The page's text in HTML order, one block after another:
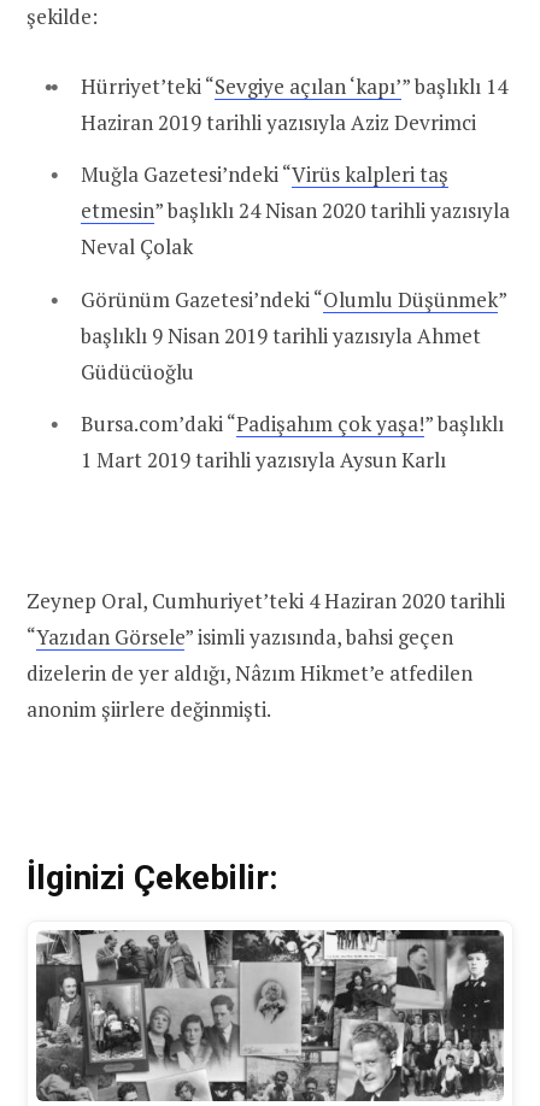
şekilde:
Hürriyet’teki “Sevgiye açılan ‘kapı’” başlıklı 14
Haziran 2019 tarihli yazısıyla Aziz Devrimci
Muğla Gazetesi’ndeki “Virüs kalpleri taş
etmesin” başlıklı 24 Nisan 2020 tarihli yazısıyla
Neval Çolak
Görünüm Gazetesi’ndeki “Olumlu Düşünmek”
başlıklı 9 Nisan 2019 tarihli yazısıyla Ahmet
Güdücüoğlu
Bursa.com’daki “Padişahım çok yaşa!” başlıklı
1 Mart 2019 tarihli yazısıyla Aysun Karlı
Zeynep Oral, Cumhuriyet’teki 4 Haziran 2020 tarihli
“Yazıdan Görsele” isimli yazısında, bahsi geçen
dizelerin de yer aldığı, Nâzım Hikmet’e atfedilen
anonim şiirlere değinmişti.
İlginizi Çekebilir: